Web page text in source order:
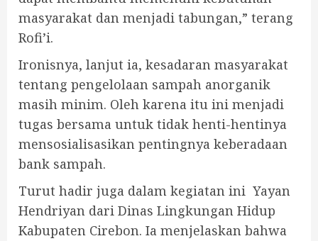
masyarakat dan menjadi tabungan,” terang
Rofi’i.
Ironisnya, lanjut ia, kesadaran masyarakat
tentang pengelolaan sampah anorganik
masih minim. Oleh karena itu ini menjadi
tugas bersama untuk tidak henti-hentinya
mensosialisasikan pentingnya keberadaan
bank sampah.
Turut hadir juga dalam kegiatan ini Yayan
Hendriyan dari Dinas Lingkungan Hidup
Kabupaten Cirebon. Ia menjelaskan bahwa